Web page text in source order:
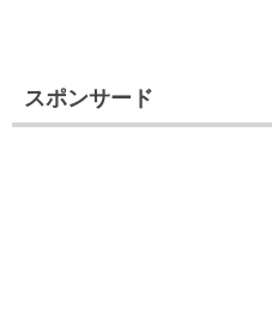
スポンサード